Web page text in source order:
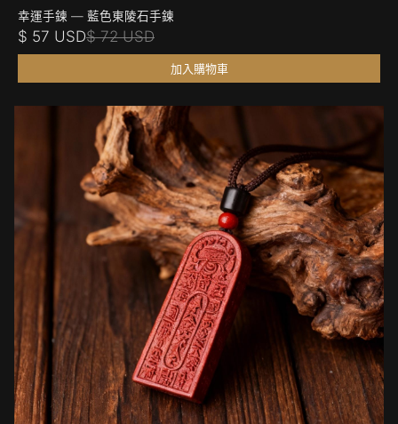
幸運手鍊 — 藍色東陵石手鍊
$ 57 USD$ 72 USD
加入購物車